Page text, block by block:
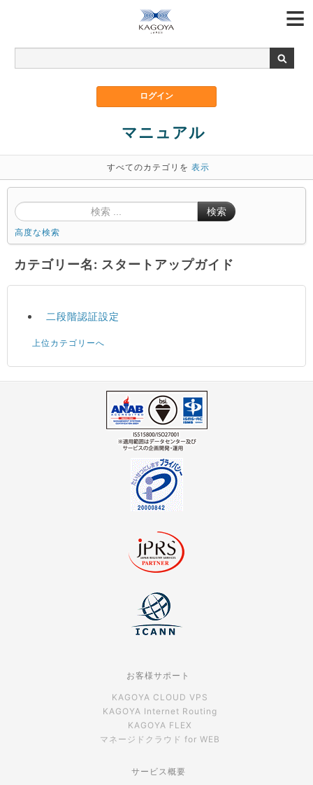
マニュアル
すべてのカテゴリを 表示
検索
高度な検索
カテゴリー名: スタートアップガイド
二段階認証設定
上位カテゴリーへ
お客様サポート
KAGOYA CLOUD VPS
KAGOYA Internet Routing
KAGOYA FLEX
マネージドクラウド for WEB
サービス概要